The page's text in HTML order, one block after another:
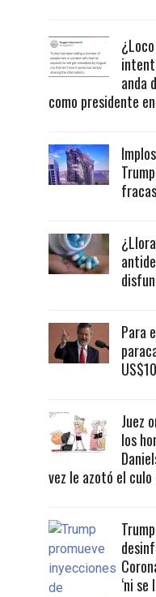
anda
como presidente
Para
Juez
los
vez le azotó el
‘ni